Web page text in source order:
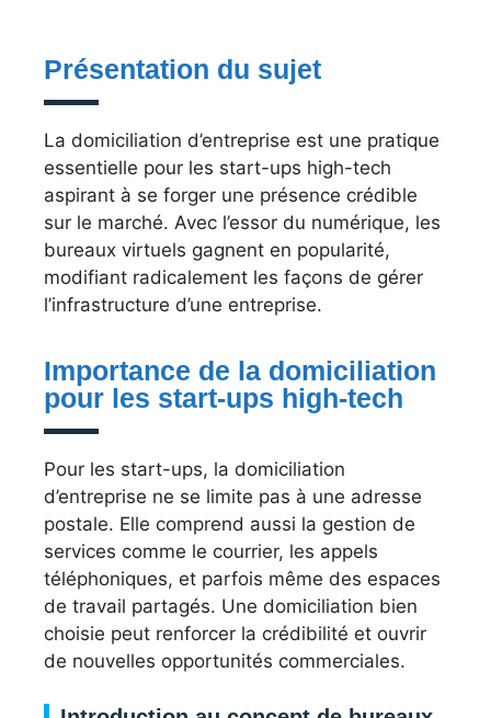
Présentation du sujet
La domiciliation d’entreprise est une pratique
essentielle pour les start-ups high-tech
aspirant à se forger une présence crédible
sur le marché. Avec l’essor du numérique, les
bureaux virtuels gagnent en popularité,
modifiant radicalement les façons de gérer
l’infrastructure d’une entreprise.
Importance de la domiciliation
pour les start-ups high-tech
Pour les start-ups, la domiciliation
d’entreprise ne se limite pas à une adresse
postale. Elle comprend aussi la gestion de
services comme le courrier, les appels
téléphoniques, et parfois même des espaces
de travail partagés. Une domiciliation bien
choisie peut renforcer la crédibilité et ouvrir
de nouvelles opportunités commerciales.